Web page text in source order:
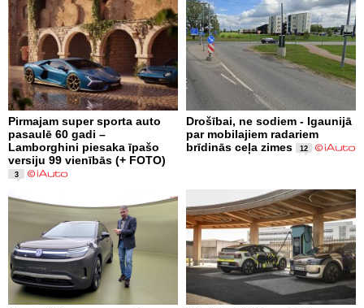
Pirmajam super sporta auto
pasaulē 60 gadi –
Lamborghini piesaka īpašo
versiju 99 vienībās (+ FOTO)
3
Drošībai, ne sodiem - Igaunijā
par mobilajiem radariem
brīdinās ceļa zimes
12